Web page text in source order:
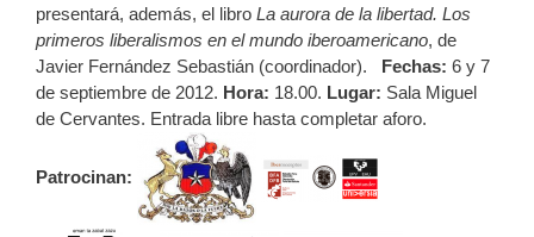
presentará, además, el libro La aurora de la libertad. Los
primeros liberalismos en el mundo iberoamericano, de
Javier Fernández Sebastián (coordinador). Fechas: 6 y 7
de septiembre de 2012. Hora: 18.00. Lugar: Sala Miguel
de Cervantes. Entrada libre hasta completar aforo.
Patrocinan: